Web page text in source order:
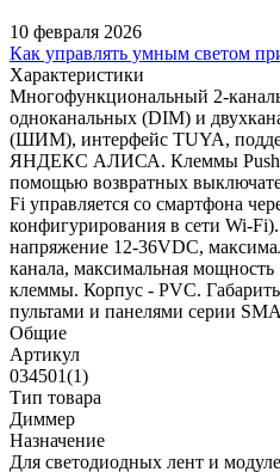
10 февраля 2026
Как управлять умным светом
Характеристики
Многофункциональный 2-
одноканальных (DIM) и
(ШИМ), интерфейс TUYA,
ЯНДЕКС АЛИСА. Клеммы Push-
помощью возвратных
Fi управляется со смартфона
конфигурирования в сети Wi-
напряжение 12-36VDC,
канала, максимальная
клеммы. Корпус - PVC.
пультами и панелями серии
Общие
Артикул
034501(1)
Тип товара
Диммер
Назначение
Для светодиодных лент и